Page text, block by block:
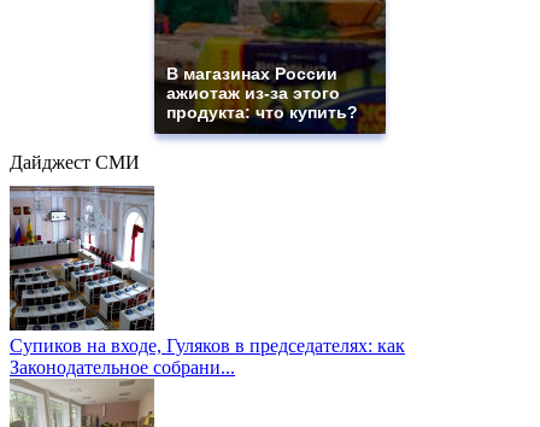
В магазинах России
ажиотаж из-за этого
продукта: что купить?
Дайджест СМИ
Супиков на входе, Гуляков в председателях: как
Законодательное собрани...